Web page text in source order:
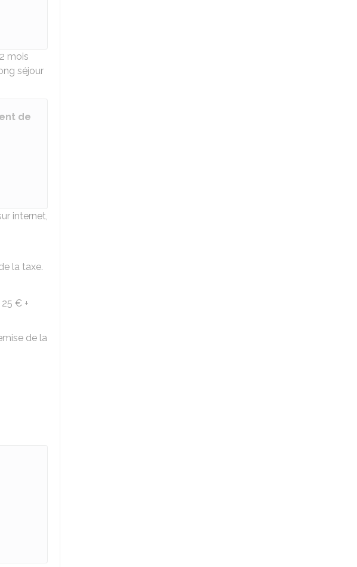
mois
séjour
de
internet,
la taxe.
25 € +
de la